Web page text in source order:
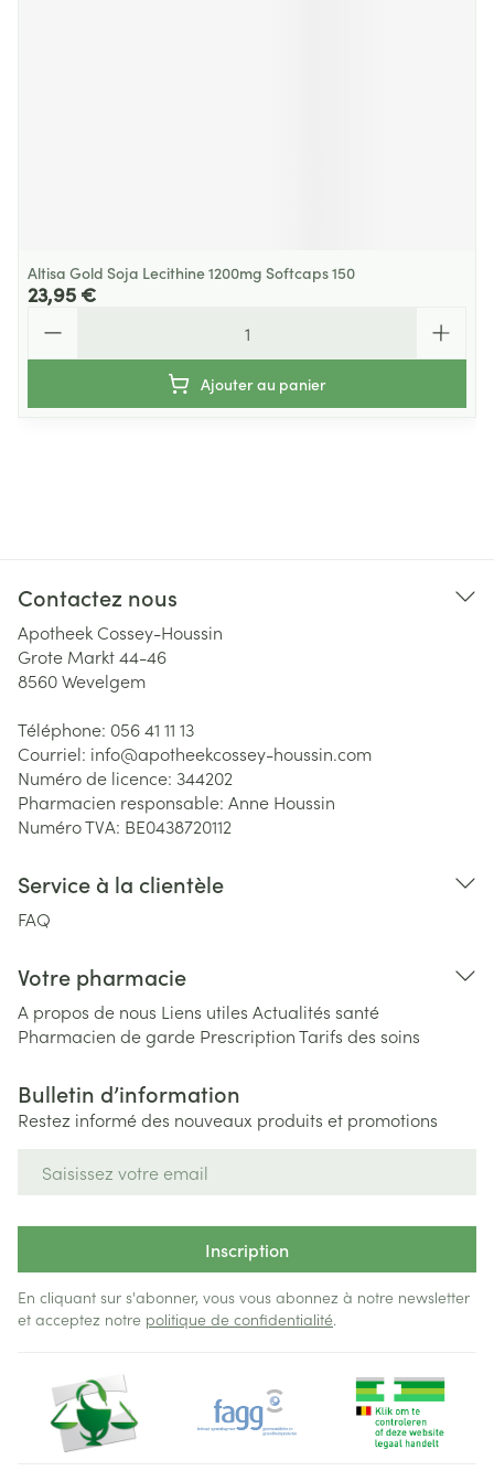
Altisa Gold Soja Lecithine 1200mg Softcaps 150
23,95 €
Ajouter au panier
Contactez nous
Apotheek Cossey-Houssin
Grote Markt 44-46
8560Wevelgem
Téléphone: 056 41 11 13
Courriel: info@apotheekcossey-houssin.com
Numéro de licence: 344202
Pharmacien responsable: Anne Houssin
Numéro TVA: BE0438720112
Service à la clientèle
FAQ
Votre pharmacie
A propos de nous Liens utiles Actualités santé
Pharmacien de garde PrescriptionTarifs des soins
Bulletin d’information
Restez informé des nouveaux produits et promotions
Inscription
En cliquant sur s'abonner, vous vous abonnez à notre newsletter
et acceptez notre politique de confidentialité.